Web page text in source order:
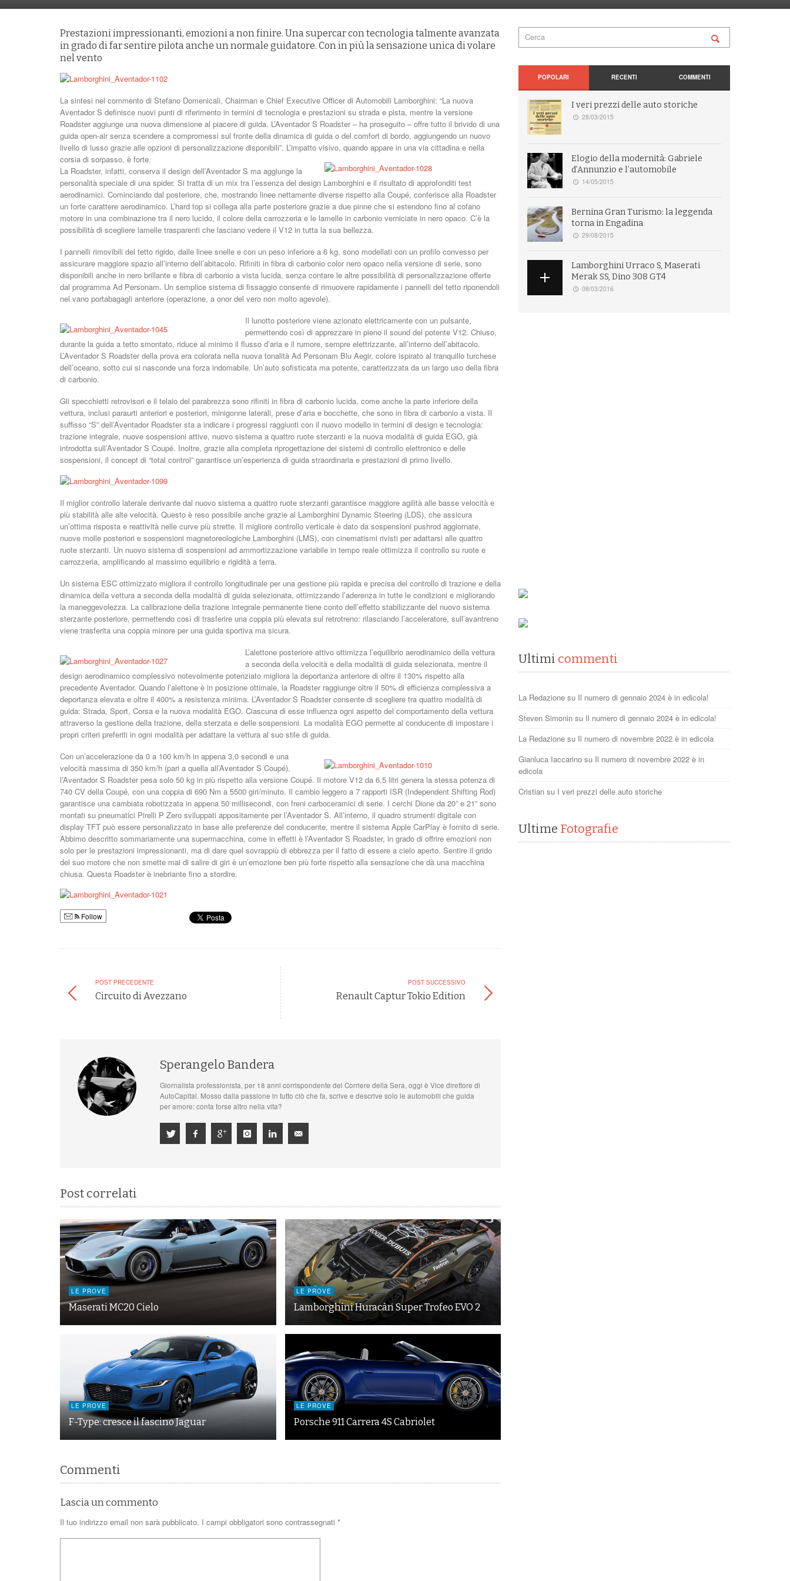
Prestazioni impressionanti, emozioni a non finire. Una supercar con tecnologia talmente avanzata
in grado di far sentire pilota anche un normale guidatore. Con in più la sensazione unica di volare
nel vento
La sintesi nel commento di Stefano Domenicali, Chairman e Chief Executive Officer di Automobili Lamborghini: “La nuova
Aventador S definisce nuovi punti di riferimento in termini di tecnologia e prestazioni su strada e pista, mentre la versione
Roadster aggiunge una nuova dimensione al piacere di guida. L’Aventador S Roadster – ha proseguito – offre tutto il brivido di una
guida open-air senza scendere a compromessi sul fronte della dinamica di guida o del comfort di bordo, aggiungendo un nuovo
livello di lusso grazie alle opzioni di personalizzazione disponibili”. L’impatto visivo, quando appare in una via cittadina e nella
corsia di sorpasso, è forte.
La Roadster, infatti, conserva il design dell’Aventador S ma aggiunge la
personalità speciale di una spider. Si tratta di un mix tra l’essenza del design Lamborghini e il risultato di approfonditi test
aerodinamici. Cominciando dal posteriore, che, mostrando linee nettamente diverse rispetto alla Coupé, conferisce alla Roadster
un forte carattere aerodinamico. L’hard top si collega alla parte posteriore grazie a due pinne che si estendono fino al cofano
motore in una combinazione tra il nero lucido, il colore della carrozzeria e le lamelle in carbonio verniciate in nero opaco. C’è la
possibilità di scegliere lamelle trasparenti che lasciano vedere il V12 in tutta la sua bellezza.
I pannelli rimovibili del tetto rigido, dalle linee snelle e con un peso inferiore a 6 kg, sono modellati con un profilo convesso per
assicurare maggiore spazio all’interno dell’abitacolo. Rifiniti in fibra di carbonio color nero opaco nella versione di serie, sono
disponibili anche in nero brillante e fibra di carbonio a vista lucida, senza contare le altre possibilità di personalizzazione offerte
dal programma Ad Personam. Un semplice sistema di fissaggio consente di rimuovere rapidamente i pannelli del tetto riponendoli
nel vano portabagagli anteriore (operazione, a onor del vero non molto agevole).
Il lunotto posteriore viene azionato elettricamente con un pulsante,
permettendo così di apprezzare in pieno il sound del potente V12. Chiuso,
durante la guida a tetto smontato, riduce al minimo il flusso d’aria e il rumore, sempre elettrizzante, all’interno dell’abitacolo.
L’Aventador S Roadster della prova era colorata nella nuova tonalità Ad Personam Blu Aegir, colore ispirato al tranquillo turchese
dell’oceano, sotto cui si nasconde una forza indomabile. Un’auto sofisticata ma potente, caratterizzata da un largo uso della fibra
di carbonio.
Gli specchietti retrovisori e il telaio del parabrezza sono rifiniti in fibra di carbonio lucida, come anche la parte inferiore della
vettura, inclusi paraurti anteriori e posteriori, minigonne laterali, prese d’aria e bocchette, che sono in fibra di carbonio a vista. Il
suffisso “S” dell’Aventador Roadster sta a indicare i progressi raggiunti con il nuovo modello in termini di design e tecnologia:
trazione integrale, nuove sospensioni attive, nuovo sistema a quattro ruote sterzanti e la nuova modalità di guida EGO, già
introdotta sull’Aventador S Coupé. Inoltre, grazie alla completa riprogettazione dei sistemi di controllo elettronico e delle
sospensioni, il concept di “total control” garantisce un’esperienza di guida straordinaria e prestazioni di primo livello.
Il miglior controllo laterale derivante dal nuovo sistema a quattro ruote sterzanti garantisce maggiore agilità alle basse velocità e
più stabilità alle alte velocità. Questo è reso possibile anche grazie al Lamborghini Dynamic Steering (LDS), che assicura
un’ottima risposta e reattività nelle curve più strette. Il migliore controllo verticale è dato da sospensioni pushrod aggiornate,
nuove molle posteriori e sospensioni magnetoreologiche Lamborghini (LMS), con cinematismi rivisti per adattarsi alle quattro
ruote sterzanti. Un nuovo sistema di sospensioni ad ammortizzazione variabile in tempo reale ottimizza il controllo su ruote e
carrozzeria, amplificando al massimo equilibrio e rigidità a terra.
Un sistema ESC ottimizzato migliora il controllo longitudinale per una gestione più rapida e precisa del controllo di trazione e della
dinamica della vettura a seconda della modalità di guida selezionata, ottimizzando l’aderenza in tutte le condizioni e migliorando
la maneggevolezza. La calibrazione della trazione integrale permanente tiene conto dell’effetto stabilizzante del nuovo sistema
sterzante posteriore, permettendo così di trasferire una coppia più elevata sul retrotreno: rilasciando l’acceleratore, sull’avantreno
viene trasferita una coppia minore per una guida sportiva ma sicura.
L’alettone posteriore attivo ottimizza l’equilibrio aerodinamico della vettura
a seconda della velocità e della modalità di guida selezionata, mentre il
design aerodinamico complessivo notevolmente potenziato migliora la deportanza anteriore di oltre il 130% rispetto alla
precedente Aventador. Quando l’alettone è in posizione ottimale, la Roadster raggiunge oltre il 50% di efficienza complessiva a
deportanza elevata e oltre il 400% a resistenza minima. L’Aventador S Roadster consente di scegliere tra quattro modalità di
guida: Strada, Sport, Corsa e la nuova modalità EGO. Ciascuna di esse influenza ogni aspetto del comportamento della vettura
attraverso la gestione della trazione, della sterzata e delle sospensioni. La modalità EGO permette al conducente di impostare i
propri criteri preferiti in ogni modalità per adattare la vettura al suo stile di guida.
Con un’accelerazione da 0 a 100 km/h in appena 3,0 secondi e una
velocità massima di 350 km/h (pari a quella all’Aventador S Coupé),
l’Aventador S Roadster pesa solo 50 kg in più rispetto alla versione Coupé. Il motore V12 da 6,5 litri genera la stessa potenza di
740 CV della Coupé, con una coppia di 690 Nm a 5500 giri/minuto. Il cambio leggero a 7 rapporti ISR (Independent Shifting Rod)
garantisce una cambiata robotizzata in appena 50 millisecondi, con freni carboceramici di serie. I cerchi Dione da 20” e 21” sono
montati su pneumatici Pirelli P Zero sviluppati appositamente per l’Aventador S. All’interno, il quadro strumenti digitale con
display TFT può essere personalizzato in base alle preferenze del conducente, mentre il sistema Apple CarPlay è fornito di serie.
Abbimo descritto sommariamente una supermacchina, come in effetti è l’Aventador S Roadster, in grado di offrire emozioni non
solo per le prestazioni impressionanti, ma di dare quel sovrappiù di ebbrezza per il fatto di essere a cielo aperto. Sentire il grido
del suo motore che non smette mai di salire di giri è un’emozione ben più forte rispetto alla sensazione che dà una macchina
chiusa. Questa Roadster è inebriante fino a stordire.
Follow
POST PRECEDENTE
Circuito di Avezzano
POST SUCCESSIVO
Renault Captur Tokio Edition
Sperangelo Bandera
Giornalista professionista, per 18 anni corrispondente del Corriere della Sera, oggi è Vice direttore di
AutoCapital. Mosso dalla passione in tutto ciò che fa, scrive e descrive solo le automobili che guida
per amore: conta forse altro nella vita?
Post correlati
LE PROVE
Maserati MC20 Cielo
LE PROVE
Lamborghini Huracàn Super Trofeo EVO 2
LE PROVE
F-Type: cresce il fascino Jaguar
LE PROVE
Porsche 911 Carrera 4S Cabriolet
Commenti
Lascia un commento
Il tuo indirizzo email non sarà pubblicato. I campi obbligatori sono contrassegnati *
POPOLARI RECENTI COMMENTI
I veri prezzi delle auto storiche
28/03/2015
Elogio della modernità: Gabriele
d’Annunzio e l’automobile
14/05/2015
Bernina Gran Turismo: la leggenda
torna in Engadina
29/08/2015
Lamborghini Urraco S, Maserati
Merak SS, Dino 308 GT4
08/03/2016
Ultimi commenti
La Redazione su Il numero di gennaio 2024 è in edicola!
Steven Simonin su Il numero di gennaio 2024 è in edicola!
La Redazione su Il numero di novembre 2022 è in edicola
Gianluca Iaccarino su Il numero di novembre 2022 è in
edicola
Cristian su I veri prezzi delle auto storiche
Ultime Fotografie